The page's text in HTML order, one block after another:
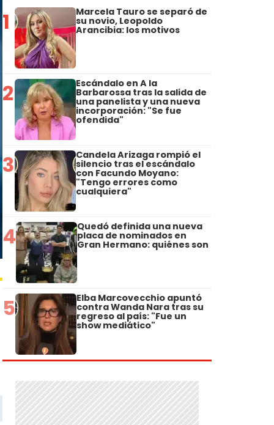
1 Marcela Tauro se separó de
su novio, Leopoldo
Arancibia: los motivos
2 Escándalo en A la
Barbarossa tras la salida de
una panelista y una nueva
incorporación: "Se fue
ofendida"
3 Candela Arizaga rompió el
silencio tras el escándalo
con Facundo Moyano:
"Tengo errores como
cualquiera"
4 Quedó definida una nueva
placa de nominados en
Gran Hermano: quiénes son
5 Elba Marcovecchio apuntó
contra Wanda Nara tras su
regreso al país: "Fue un
show mediático"